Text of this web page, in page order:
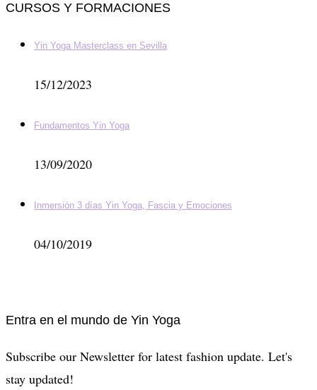
CURSOS Y FORMACIONES
Yin Yoga Masterclass en Sevilla
15/12/2023
Fundamentos Yin Yoga
13/09/2020
Inmersión 3 días Yin Yoga, Fascia y Emociones
04/10/2019
Entra en el mundo de Yin Yoga
Subscribe our Newsletter for latest fashion update. Let's
stay updated!